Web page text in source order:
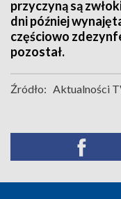
przyczyną są
dni później
częściowo
pozostał.
Źródło: Aktualności